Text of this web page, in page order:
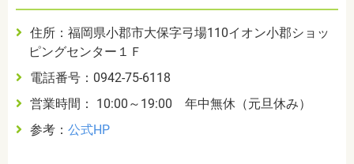
住所：福岡県小郡市大保字弓場110イオン小郡ショッ
ピングセンター１Ｆ
電話番号：0942-75-6118
営業時間： 10:00～19:00 年中無休（元旦休み）
参考： 公式HP